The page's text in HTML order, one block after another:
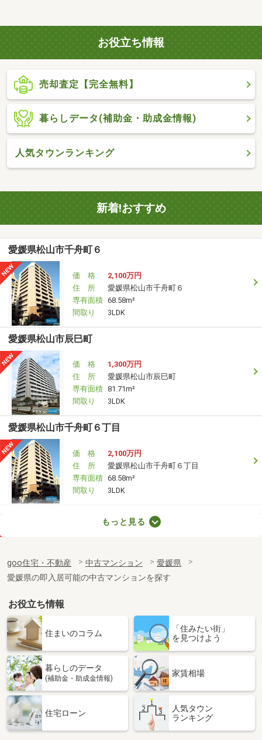
お役立ち情報
売却査定【完全無料】
暮らしデータ(補助金・助成金情報)
人気タウンランキング
新着!おすすめ
愛媛県松山市千舟町６
価 格
2,100万円
住 所
愛媛県松山市千舟町６
専有面積 68.58m²
間取り
3LDK
愛媛県松山市辰巳町
価 格
1,300万円
住 所
愛媛県松山市辰巳町
専有面積 81.71m²
間取り
3LDK
愛媛県松山市千舟町６丁目
価 格
2,100万円
住 所
愛媛県松山市千舟町６丁目
専有面積 68.58m²
間取り
3LDK
専有面積 68.44m²
間取り
2SLDK
愛媛県松山市道後湯之町
価 格
1,780万円
愛媛県松山市道後湯之町
専有面積 64.4m²
間取り
愛媛県松山市松前町２丁目
3,590万円
住 所
愛媛県松山市松前町２丁目
もっと見る
goo住宅・不動産 中古マンション
愛媛県
愛媛県の即入居可能の中古マンションを探す
お役立ち情報
住まいのコラム
「住みたい街」
を見つけよう
暮らしのデータ
(補助金・助成金情報)
家賃相場
住宅ローン
人気タウン
ランキング